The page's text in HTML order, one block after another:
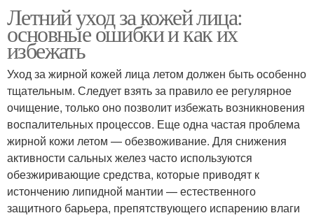
Летний уход за кожей лица:
основные ошибки и как их
избежать
Уход за жирной кожей лица летом должен быть особенно
тщательным. Следует взять за правило ее регулярное
очищение, только оно позволит избежать возникновения
воспалительных процессов. Еще одна частая проблема
жирной кожи летом — обезвоживание. Для снижения
активности сальных желез часто используются
обезжиривающие средства, которые приводят к
истончению липидной мантии — естественного
защитного барьера, препятствующего испарению влаги